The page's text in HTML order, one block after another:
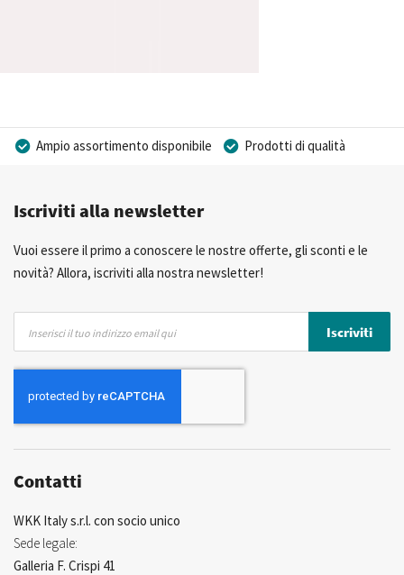
Ampio assortimento disponibile
Prodotti di qualità
Consulenza Personalizzata
Iscriviti alla newsletter
Vuoi essere il primo a conoscere le nostre offerte, gli sconti e le
novità? Allora, iscriviti alla nostra newsletter!
nostra
Newsletter:
Iscriviti
Contatti
WKK Italy s.r.l. con socio unico
Sede legale:
Galleria F. Crispi 41